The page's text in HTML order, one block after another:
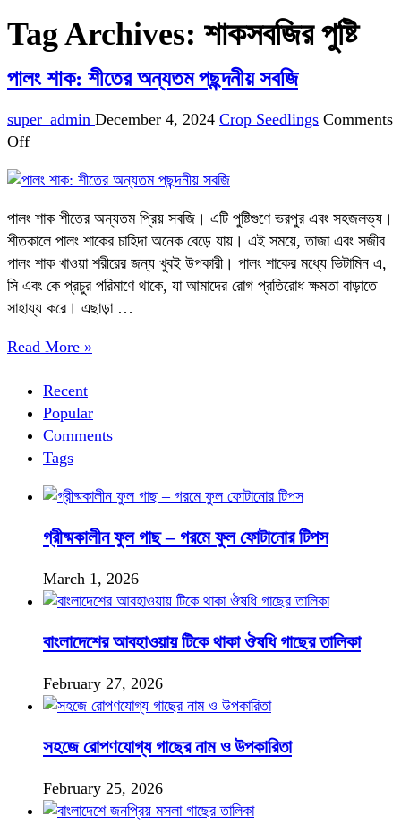
Tag Archives: শাকসবজির পুষ্টি
পালং শাক: শীতের অন্যতম পছন্দনীয় সবজি
super_admin December 4, 2024 Crop Seedlings Comments
Offon
শাক:
অন্যতম
পছন্দনীয়
সবজি
পালং শাক শীতের অন্যতম প্রিয় সবজি। এটি পুষ্টিগুণে ভরপুর এবং সহজলভ্য।
শীতকালে পালং শাকের চাহিদা অনেক বেড়ে যায়। এই সময়ে, তাজা এবং সজীব
পালং শাক খাওয়া শরীরের জন্য খুবই উপকারী। পালং শাকের মধ্যে ভিটামিন এ,
সি এবং কে প্রচুর পরিমাণে থাকে, যা আমাদের রোগ প্রতিরোধ ক্ষমতা বাড়াতে
সাহায্য করে। এছাড়া …
Read More »
Recent
Popular
Comments
Tags
গ্রীষ্মকালীন ফুল গাছ – গরমে ফুল ফোটানোর টিপস
March 1, 2026
বাংলাদেশের আবহাওয়ায় টিকে থাকা ঔষধি গাছের তালিকা
February 27, 2026
সহজে রোপণযোগ্য গাছের নাম ও উপকারিতা
February 25, 2026